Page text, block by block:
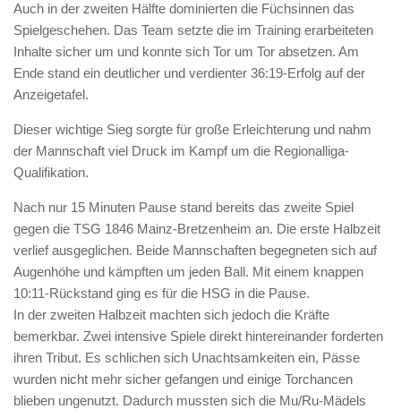
Auch in der zweiten Hälfte dominierten die Füchsinnen das
Spielgeschehen. Das Team setzte die im Training erarbeiteten
Inhalte sicher um und konnte sich Tor um Tor absetzen. Am
Ende stand ein deutlicher und verdienter 36:19-Erfolg auf der
Anzeigetafel.
Dieser wichtige Sieg sorgte für große Erleichterung und nahm
der Mannschaft viel Druck im Kampf um die Regionalliga-
Qualifikation.
Nach nur 15 Minuten Pause stand bereits das zweite Spiel
gegen die TSG 1846 Mainz-Bretzenheim an. Die erste Halbzeit
verlief ausgeglichen. Beide Mannschaften begegneten sich auf
Augenhöhe und kämpften um jeden Ball. Mit einem knappen
10:11-Rückstand ging es für die HSG in die Pause.
In der zweiten Halbzeit machten sich jedoch die Kräfte
bemerkbar. Zwei intensive Spiele direkt hintereinander forderten
ihren Tribut. Es schlichen sich Unachtsamkeiten ein, Pässe
wurden nicht mehr sicher gefangen und einige Torchancen
blieben ungenutzt. Dadurch mussten sich die Mu/Ru-Mädels